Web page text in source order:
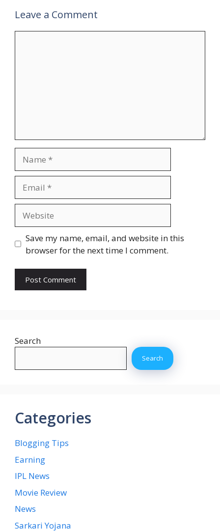
Leave a Comment
Save my name, email, and website in this
browser for the next time I comment.
Search
Search
Categories
Blogging Tips
Earning
IPL News
Movie Review
News
Sarkari Yojana